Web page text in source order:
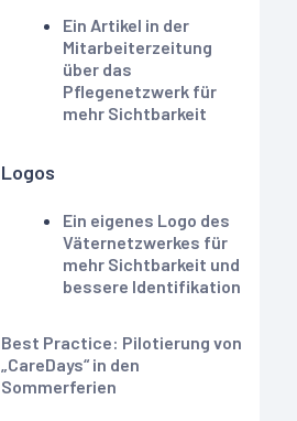
Ein Artikel in der
Mitarbeiterzeitung
über das
Pflegenetzwerk für
mehr Sichtbarkeit
Logos
Ein eigenes Logo des
Väternetzwerkes für
mehr Sichtbarkeit und
bessere Identifikation
Best Practice: Pilotierung von
„CareDays“ in den
Sommerferien